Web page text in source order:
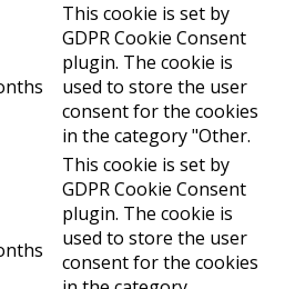
This cookie is set by
GDPR Cookie Consent
plugin. The cookie is
used to store the user
consent for the cookies
in the category "Other.
This cookie is set by
GDPR Cookie Consent
plugin. The cookie is
used to store the user
consent for the cookies